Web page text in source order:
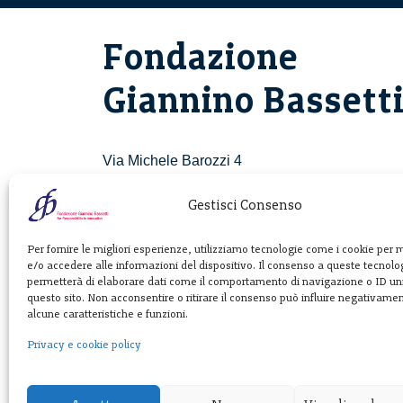
Gestisci Consenso
Per fornire le migliori esperienze, utilizziamo tecnologie come i cookie per
e/o accedere alle informazioni del dispositivo. Il consenso a queste
permetterà di elaborare dati come il comportamento di navigazione o ID
questo sito. Non acconsentire o ritirare il consenso può influire
alcune caratteristiche e funzioni.
Privacy e cookie policy
Fondazione
Giannino Bassetti
Via Michele Barozzi 4
T. +39 02 781933
info@fondazionebassetti.org
p.i. 12520270153